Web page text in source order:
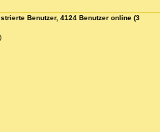
Benutzer, 4124 Benutzer online (3